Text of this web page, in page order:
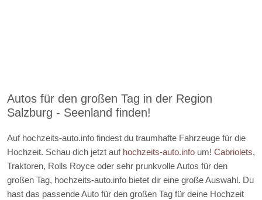
Autos für den großen Tag in der Region
Salzburg - Seenland finden!
Auf hochzeits-auto.info findest du traumhafte Fahrzeuge für die
Hochzeit. Schau dich jetzt auf hochzeits-auto.info um! Cabriolets,
Traktoren, Rolls Royce oder sehr prunkvolle Autos für den
großen Tag, hochzeits-auto.info bietet dir eine große Auswahl. Du
hast das passende Auto für den großen Tag für deine Hochzeit